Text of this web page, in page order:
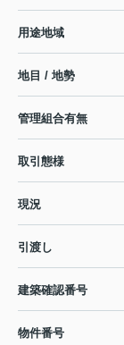
用途地域
地目 / 地勢
管理組合有無
取引態様
現況
引渡し
建築確認番号
物件番号